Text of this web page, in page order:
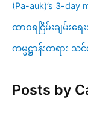
(Pa-auk)’s 3-day
ထာဝရငြိမ်းချမ်းရ
ကမ္မဋ္ဌာန်းတရား သ
Posts by